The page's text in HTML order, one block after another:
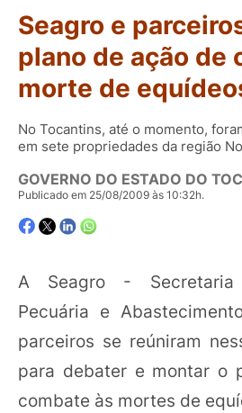
Seagro e
plano de ação de
morte de
No Tocantins, até o momento,
em sete propriedades da região
GOVERNO DO ESTADO DO
Publicado em 25/08/2009 às 10:32h.
A Seagro - Secretaria
Pecuária e
parceiros se reúniram
para debater e montar o
combate às mortes de